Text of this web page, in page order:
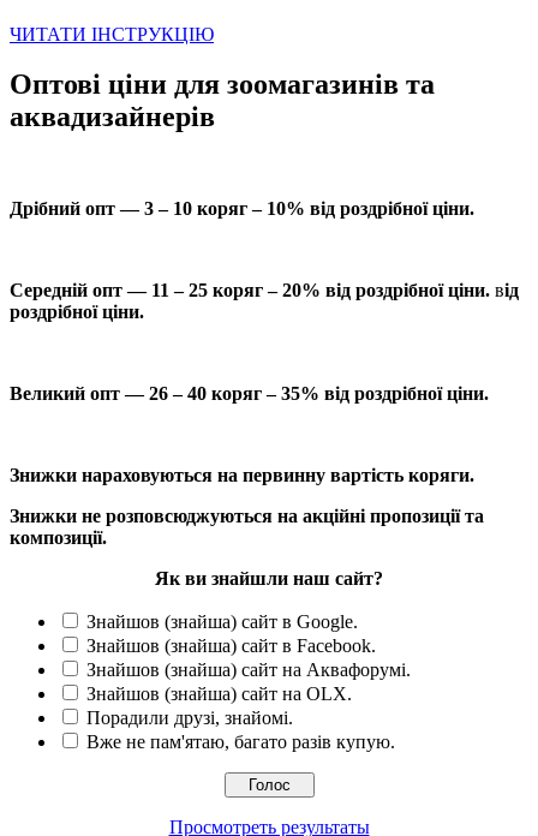
ЧИТАТИ ІНСТРУКЦІЮ
Оптові ціни для зоомагазинів та
аквадизайнерів
Дрібний опт — 3 – 10 коряг – 10% від роздрібної ціни.
Середній опт — 11 – 25 коряг – 20% від роздрібної ціни. від
роздрібної ціни.
Великий опт — 26 – 40 коряг – 35% від роздрібної ціни.
Знижки нараховуються на первинну вартість коряги.
Знижки не розповсюджуються на акційні пропозиції та
композиції.
Як ви знайшли наш сайт?
Знайшов (знайша) сайт в Google.
Знайшов (знайша) сайт в Facebook.
Знайшов (знайша) сайт на Аквафорумі.
Знайшов (знайша) сайт на OLX.
Порадили друзі, знайомі.
Вже не пам'ятаю, багато разів купую.
Просмотреть результаты